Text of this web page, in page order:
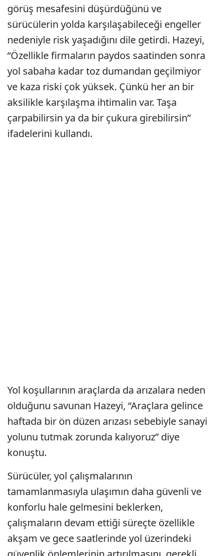
görüş mesafesini düşürdüğünü ve
sürücülerin yolda karşılaşabileceği engeller
nedeniyle risk yaşadığını dile getirdi. Hazeyi,
“Özellikle firmaların paydos saatinden sonra
yol sabaha kadar toz dumandan geçilmiyor
ve kaza riski çok yüksek. Çünkü her an bir
aksilikle karşılaşma ihtimalin var. Taşa
çarpabilirsin ya da bir çukura girebilirsin”
ifadelerini kullandı.
Yol koşullarının araçlarda da arızalara neden
olduğunu savunan Hazeyi, “Araçlara gelince
haftada bir ön düzen arızası sebebiyle sanayi
yolunu tutmak zorunda kalıyoruz” diye
konuştu.
Sürücüler, yol çalışmalarının
tamamlanmasıyla ulaşımın daha güvenli ve
konforlu hale gelmesini beklerken,
çalışmaların devam ettiği süreçte özellikle
akşam ve gece saatlerinde yol üzerindeki